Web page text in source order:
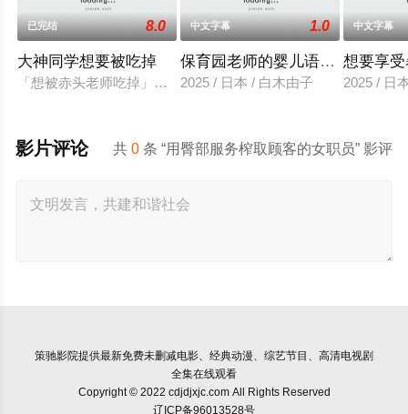
已完结 8.0
大神同学想要被吃掉
「想被赤头老师吃掉」被大街小巷中传闻的「抢夺短裙大叔」
中文字幕 1.0
保育园老师的婴儿语让人超兴奋
2025 / 日本 / 白木由子
中文字幕
想要享
2025 / 日
共0 条 “用臀部服务榨取顾客的女职员” 影评
影片评论
策驰影院提供最新免费未删减电影、经典动漫、综艺节目、高清电视剧
全集在线观看
Copyright © 2022 cdjdjxjc.com All Rights Reserved
辽ICP备96013528号